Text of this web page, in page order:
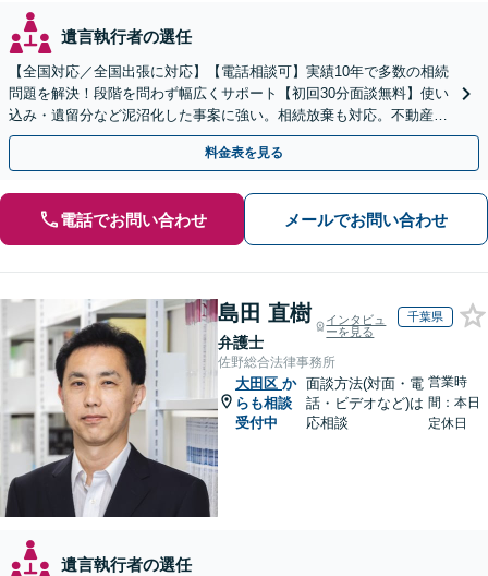
遺言執行者の選任
【全国対応／全国出張に対応】【電話相談可】実績10年で多数の相続
問題を解決！段階を問わず幅広くサポート【初回30分面談無料】使い
込み・遺留分など泥沼化した事案に強い。相続放棄も対応。不動産相
続は次世代を見据えたご提案。生前対策もお任せを
料金表を見る
電話でお問い合わせ メールでお問い合わせ
島田 直樹
弁護士
インタビュ
ーを見る
千葉県
佐野総合法律事務所
大田区 か
らも相談
受付中
面談方法(対面・電
話・ビデオなど)は
応相談
営業時
間：本日
定休日
遺言執行者の選任